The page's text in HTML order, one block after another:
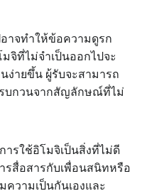
าจทำให้ข้อความดูรก
จิที่ไม่จำเป็นออกไปจะ
ง่ายขึ้น ผู้รับจะสามารถ
บกวนจากสัญลักษณ์ที่ไม่
ารใช้อิโมจิเป็นสิ่งที่ไม่ดี
รสื่อสารกับเพื่อนสนิทหรือ
วามเป็นกันเองและ